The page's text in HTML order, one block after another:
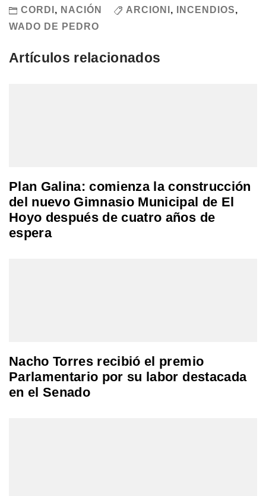
CORDI , NACIÓN ARCIONI , INCENDIOS,
WADO DE PEDRO
Artículos relacionados
Plan Galina: comienza la construcción
del nuevo Gimnasio Municipal de El
Hoyo después de cuatro años de
espera
Nacho Torres recibió el premio
Parlamentario por su labor destacada
en el Senado